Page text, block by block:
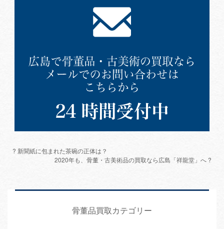
? 新聞紙に包まれた茶碗の正体は？
2020年も、骨董・古美術品の買取なら広島「祥龍堂」へ ?
骨董品買取カテゴリー